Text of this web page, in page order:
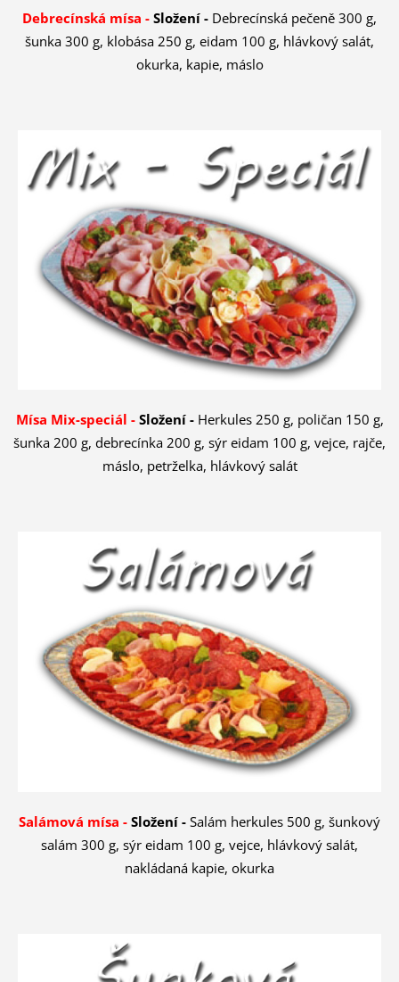
Debrecínská mísa - Složení - Debrecínská pečeně 300 g,
šunka 300 g, klobása 250 g, eidam 100 g, hlávkový salát,
okurka, kapie, máslo
Mísa Mix-speciál -Složení -Herkules 250 g, poličan 150 g,
šunka 200 g, debrecínka 200 g, sýr eidam 100 g, vejce, rajče,
máslo, petrželka, hlávkový salát
Salámová mísa - Složení - Salám herkules 500 g, šunkový
salám 300 g, sýr eidam 100 g, vejce, hlávkový salát,
nakládaná kapie, okurka